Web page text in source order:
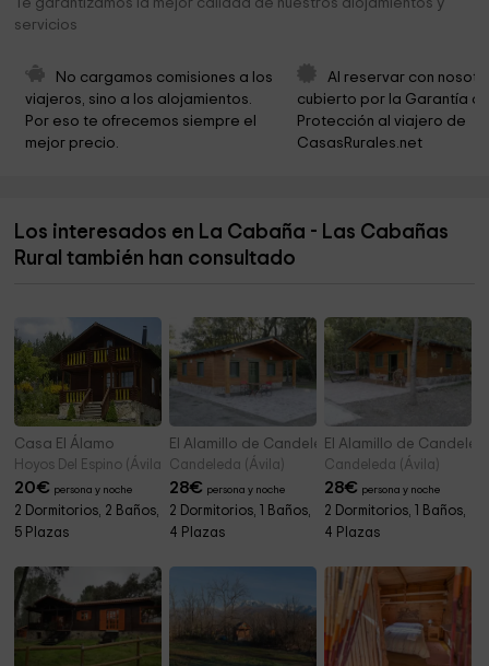
Congregación Hermanas Concepcionistas
Ermita de San Blas 5,3 km
5,4 km
Plaza Del Castillo
Te garantizamos la mejor calidad de nuestros alojamientos y
servicios
No cargamos comisiones a los
viajeros, sino a los alojamientos.
Por eso te ofrecemos siempre el
mejor precio.
Al reservar con
cubierto por la Garantía
Protección al viajero de
CasasRurales.net
Los interesados en La Cabaña - Las Cabañas
Rural también han consultado
Casa El Álamo
Hoyos Del Espino (Ávila)
20€ persona y noche
2 Dormitorios, 2 Baños,
5 Plazas
El Alamillo de Candeleda- El Nido
Candeleda (Ávila)
28€ persona y noche
2 Dormitorios, 1 Baños,
4 Plazas
El Alamillo de
Candeleda (Ávila)
28€ persona y noche
2 Dormitorios, 1 Baños,
4 Plazas